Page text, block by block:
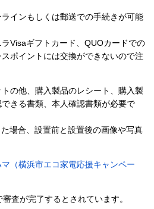
インもしくは郵送での手続きが可能
Visaギフトカード、QUOカードでの
ポイントには交換ができないので注
の他、購入製品のレシート、購入製
きる書類、本人確認書類が必要で
場合、設置前と設置後の画像や写真
マ（横浜市エコ家電応援キャンペー
査が完了するとされています。